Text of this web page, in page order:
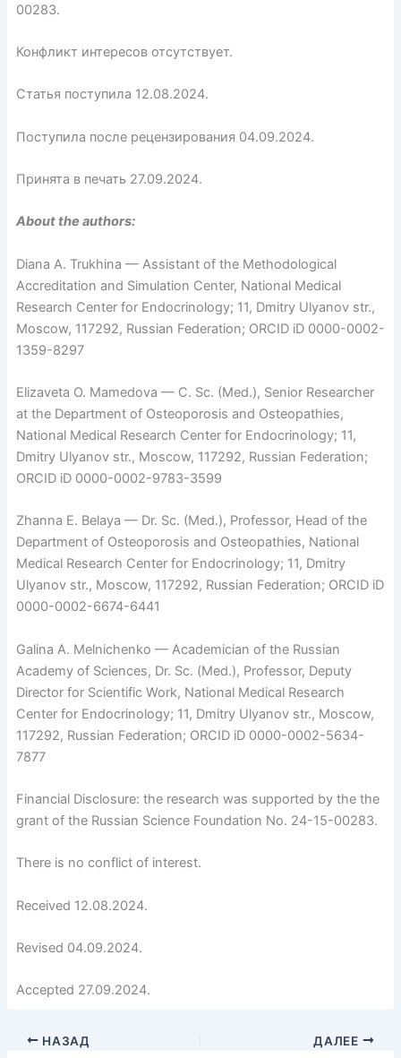
00283.
Конфликт интересов отсутствует.
Статья поступила 12.08.2024.
Поступила после рецензирования 04.09.2024.
Принята в печать 27.09.2024.
About the authors:
Diana A. Trukhina — Assistant of the Methodological
Accreditation and Simulation Center, National Medical
Research Center for Endocrinology; 11, Dmitry Ulyanov str.,
Moscow, 117292, Russian Federation; ORCID iD 0000-0002-
1359-8297
Elizaveta O. Mamedova — C. Sc. (Med.), Senior Researcher
at the Department of Osteoporosis and Osteopathies,
National Medical Research Center for Endocrinology; 11,
Dmitry Ulyanov str., Moscow, 117292, Russian Federation;
ORCID iD 0000-0002-9783-3599
Zhanna E. Belaya — Dr. Sc. (Med.), Professor, Head of the
Department of Osteoporosis and Osteopathies, National
Medical Research Center for Endocrinology; 11, Dmitry
Ulyanov str., Moscow, 117292, Russian Federation; ORCID iD
0000-0002-6674-6441
Galina A. Melnichenko — Academician of the Russian
Academy of Sciences, Dr. Sc. (Мed.), Professor, Deputy
Director for Scientific Work, National Medical Research
Center for Endocrinology; 11, Dmitry Ulyanov str., Moscow,
117292, Russian Federation; ORCID iD 0000-0002-5634-
7877
Financial Disclosure: the research was supported by the the
grant of the Russian Science Foundation No. 24-15-00283.
There is no conflict of interest.
Received 12.08.2024.
Revised 04.09.2024.
Accepted 27.09.2024.
НАЗАД ДАЛЕЕ